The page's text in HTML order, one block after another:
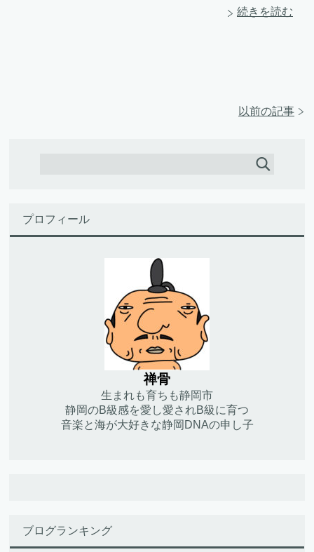
続きを読む
以前の記事
プロフィール
禅骨
生まれも育ちも静岡市
静岡のB級感を愛し愛されB級に育つ
音楽と海が大好きな静岡DNAの申し子
ブログランキング